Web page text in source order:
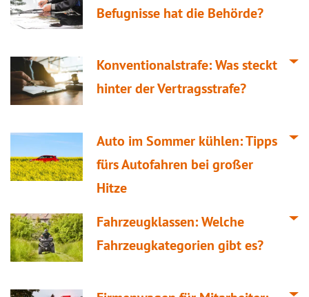
Befugnisse hat die Behörde?
Konventionalstrafe: Was steckt
hinter der Vertragsstrafe?
Auto im Sommer kühlen: Tipps
fürs Autofahren bei großer
Hitze
Fahrzeugklassen: Welche
Fahrzeugkategorien gibt es?